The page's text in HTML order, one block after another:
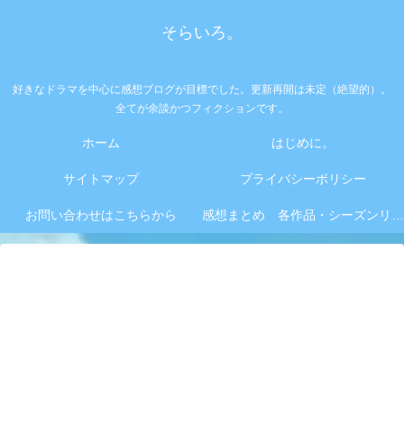
そらいろ。
好きなドラマを中心に感想ブログが目標でした。更新再開は未定（絶望的）。
全てが余談かつフィクションです。
ホーム はじめに。
サイトマップ プライバシーポリシー
お問い合わせはこちらから 感想まとめ 各作品・シーズンリンク集